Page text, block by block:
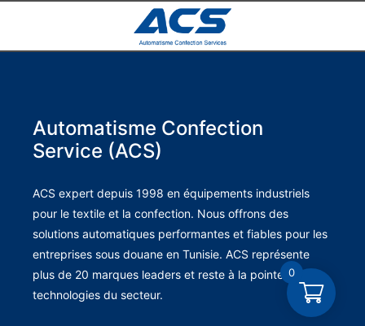
Automatisme Confection
Service (ACS)
ACS expert depuis 1998 en équipements industriels
pour le textile et la confection. Nous offrons des
solutions automatiques performantes et fiables pour les
entreprises sous douane en Tunisie. ACS représente
plus de 20 marques leaders et reste à la pointe des
technologies du secteur.
0